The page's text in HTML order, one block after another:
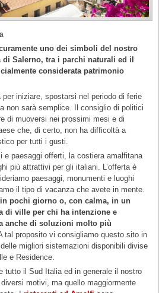
uno dei simboli del nostro
Salerno, tra i parchi naturali ed il
considerata patrimonio
per iniziare, spostarsi nel periodo di ferie
non sarà semplice. Il consiglio di politici
di muoversi nei prossimi mesi e di
che, di certo, non ha difficoltà a
per tutti i gusti.
paesaggi offerti, la costiera amalfitana
più attrattivi per gli italiani. L’offerta è
paesaggi, monumenti e luoghi
il tipo di vacanza che avete in mente.
pochi giorno o, con calma, in un
di ville per chi ha intenzione e
anche di soluzioni molto più
tal proposito vi consigliamo questo sito in
migliori sistemazioni disponibili divise
e Residence.
tutto il Sud Italia ed in generale il nostro
motivi, ma quello maggiormente